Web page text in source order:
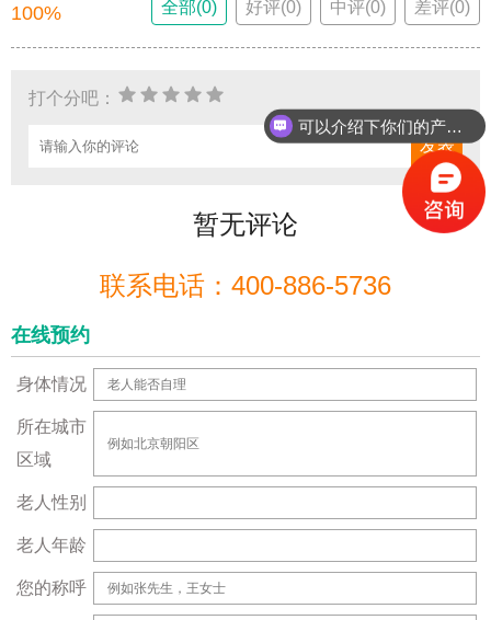
100% 全部(0) 好评(0) 中评(0) 差评(0)
打个分吧：
暂无评论
联系电话：400-886-5736
在线预约
身体情况
所在城市
区域
老人性别
老人年龄
您的称呼
可以介绍下你们的产品么？